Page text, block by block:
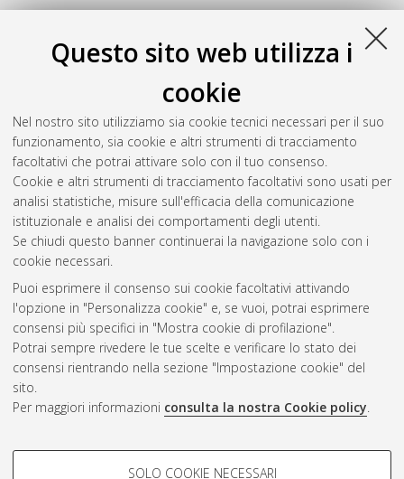
Questo sito web utilizza i
cookie
Nel nostro sito utilizziamo sia cookie tecnici necessari per il suo
funzionamento, sia cookie e altri strumenti di tracciamento
facoltativi che potrai attivare solo con il tuo consenso.
Cookie e altri strumenti di tracciamento facoltativi sono usati per
analisi statistiche, misure sull'efficacia della comunicazione
istituzionale e analisi dei comportamenti degli utenti.
Se chiudi questo banner continuerai la navigazione solo con i
cookie necessari.
Puoi esprimere il consenso sui cookie facoltativi attivando
l'opzione in "Personalizza cookie" e, se vuoi, potrai esprimere
consensi più specifici in "Mostra cookie di profilazione".
Potrai sempre rivedere le tue scelte e verificare lo stato dei
consensi rientrando nella sezione "Impostazione cookie" del
sito.
Per maggiori informazioni consulta la nostra Cookie policy.
COOKIE DI PROFILAZIONE -
SOLO COOKIE NECESSARI
Z
Zinnatullin, Aidar(2024)Struggling for the narrative:
communication strategies of the government and the
opposition in the non-democratic context (the case of Russia)
[Dissertation thesis], Alma Mater Studiorum Università di
Bologna. Dottorato di ricerca inScienze politiche e sociali
Ciclo. DOI 10.48676/unibo/amsdottorato/11418.
Questa lista e' stata generata ilFri Aug 7 20:45:03 2026 CEST
Atom
Rss 1.0
Rss 2.0
ISSN: 2038-7946
Impostazioni Cookie
Informativa sulla privacy